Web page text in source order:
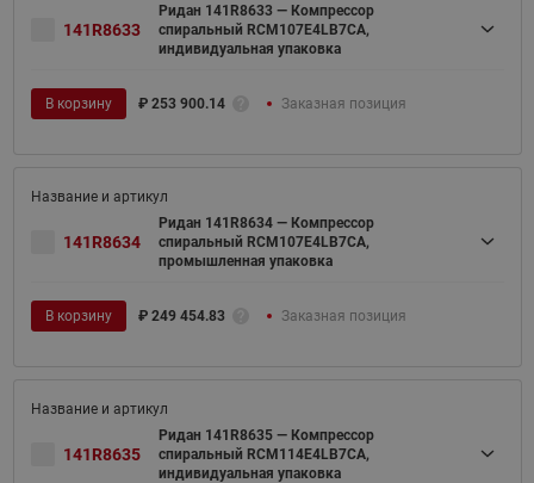
141R8633
Ридан 141R8633 — Компрессор
спиральный RCM107E4LB7CA,
индивидуальная упаковка
В корзину ₽ 253 900.14 Заказная позиция
141R8634
Ридан 141R8634 — Компрессор
спиральный RCM107E4LB7CA,
промышленная упаковка
В корзину ₽ 249 454.83 Заказная позиция
141R8635
Ридан 141R8635 — Компрессор
спиральный RCM114E4LB7CA,
индивидуальная упаковка